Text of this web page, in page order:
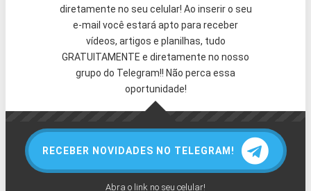
diretamente no seu celular! Ao inserir o seu
e-mail você estará apto para receber
vídeos, artigos e planilhas, tudo
GRATUITAMENTE e diretamente no nosso
grupo do Telegram!! Não perca essa
oportunidade!
RECEBER NOVIDADES NO TELEGRAM!
Abra o link no seu celular!